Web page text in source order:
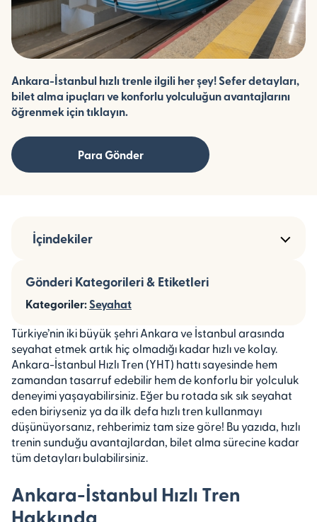
Ankara-İstanbul hızlı trenle ilgili her şey! Sefer detayları,
bilet alma ipuçları ve konforlu yolculuğun avantajlarını
öğrenmek için tıklayın.
Para Gönder
Türkiye’nin iki büyük şehri Ankara ve İstanbul arasında
seyahat etmek artık hiç olmadığı kadar hızlı ve kolay.
Ankara-İstanbul Hızlı Tren (YHT) hattı sayesinde hem
zamandan tasarruf edebilir hem de konforlu bir yolculuk
deneyimi yaşayabilirsiniz. Eğer bu rotada sık sık seyahat
eden biriyseniz ya da ilk defa hızlı tren kullanmayı
düşünüyorsanız, rehberimiz tam size göre! Bu yazıda, hızlı
trenin sunduğu avantajlardan, bilet alma sürecine kadar
tüm detayları bulabilirsiniz.
Ankara-İstanbul Hızlı Tren
Hakkında
İçindekiler
Gönderi Kategorileri & Etiketleri
Kategoriler: Seyahat